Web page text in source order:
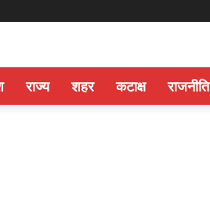
राज्य शहर कटाक्ष राजनीति